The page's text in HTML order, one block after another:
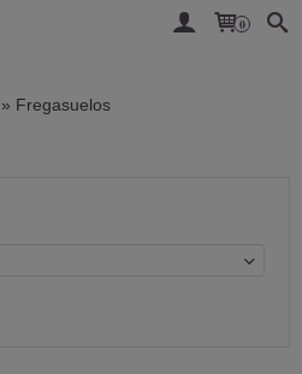
0
» Fregasuelos